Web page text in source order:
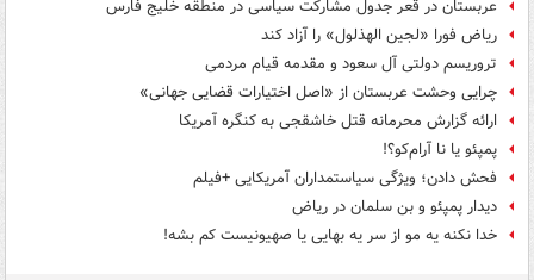
عربستان در قعر جدول مشارکت سیاسی در منطقه خلیج فارس
ریاض فورا «لجین الهذلول» را آزاد کند
تروریسم دولتی آل سعود و مقدمه قیام مردمی
چرایی وحشت عربستان از «اصل اختیارات قضایی جهانی»
ارائه گزارش محرمانه قتل خاشقجی به کنگره آمریکا
پمپئو یا نا آرام‌کو؟!
فحش دادن؛ ویژگی‌ سیاستمداران آمریکایی +فیلم
دیدار پمپئو و بن سلمان در ریاض
خدا نکنه یه مو از سر یه بهایی یا صهیونیست کم بشه!